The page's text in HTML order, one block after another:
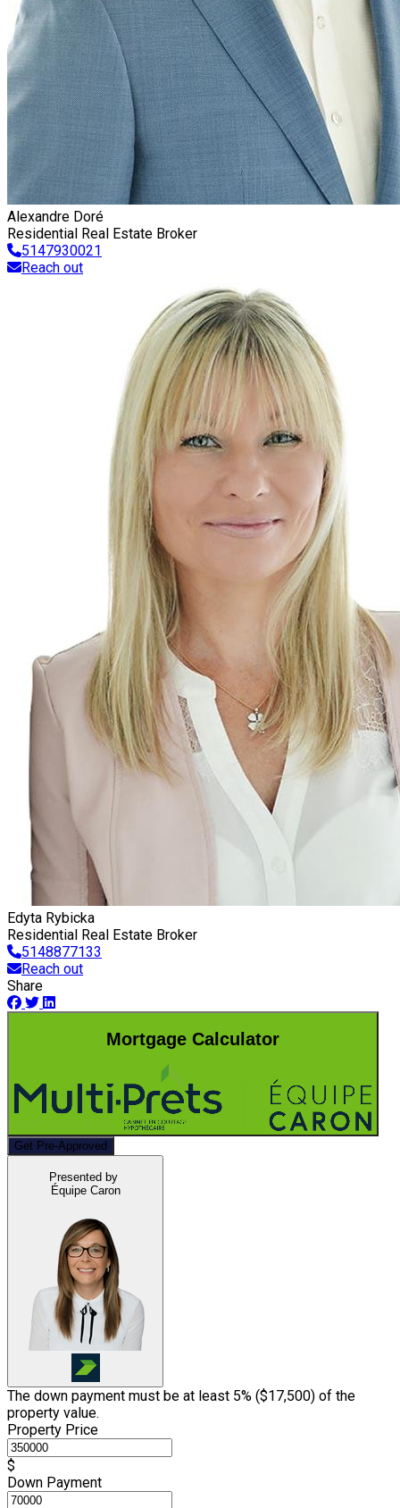
Alexandre Doré
Residential Real Estate Broker
5147930021
Reach out
Edyta Rybicka
Residential Real Estate Broker
5148877133
Reach out
Share
Mortgage Calculator
Get Pre-Approved
Presented by
Équipe Caron
The down payment must be at least 5% ($17,500) of the
property value.
Property Price
$
Down Payment